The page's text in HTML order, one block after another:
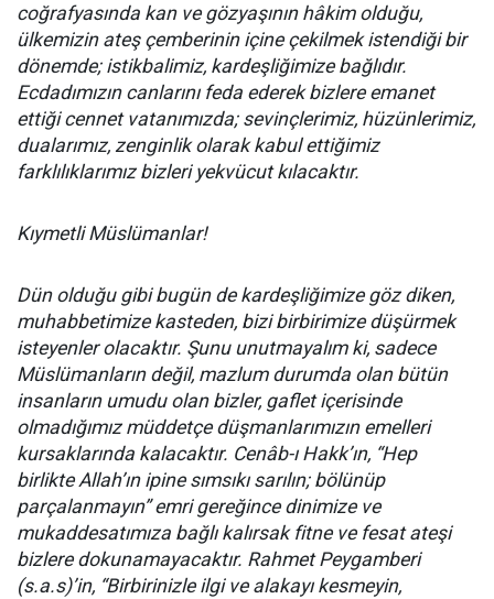
coğrafyasında kan ve gözyaşının hâkim olduğu,
ülkemizin ateş çemberinin içine çekilmek istendiği bir
dönemde; istikbalimiz, kardeşliğimize bağlıdır.
Ecdadımızın canlarını feda ederek bizlere emanet
ettiği cennet vatanımızda; sevinçlerimiz, hüzünlerimiz,
dualarımız, zenginlik olarak kabul ettiğimiz
farklılıklarımız bizleri yekvücut kılacaktır.
Kıymetli Müslümanlar!
Dün olduğu gibi bugün de kardeşliğimize göz diken,
muhabbetimize kasteden, bizi birbirimize düşürmek
isteyenler olacaktır. Şunu unutmayalım ki, sadece
Müslümanların değil, mazlum durumda olan bütün
insanların umudu olan bizler, gaflet içerisinde
olmadığımız müddetçe düşmanlarımızın emelleri
kursaklarında kalacaktır. Cenâb-ı Hakk’ın, “Hep
birlikte Allah’ın ipine sımsıkı sarılın; bölünüp
parçalanmayın” emri gereğince dinimize ve
mukaddesatımıza bağlı kalırsak fitne ve fesat ateşi
bizlere dokunamayacaktır. Rahmet Peygamberi
(s.a.s)’in, “Birbirinizle ilgi ve alakayı kesmeyin,